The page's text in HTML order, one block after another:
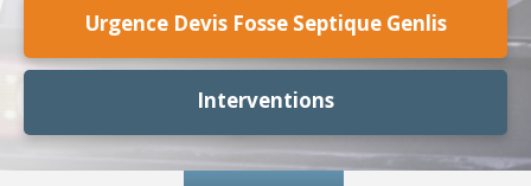
Urgence Devis Fosse Septique Genlis
Interventions